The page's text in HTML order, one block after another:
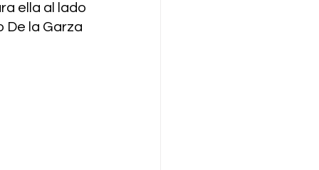
ella al lado
De la Garza